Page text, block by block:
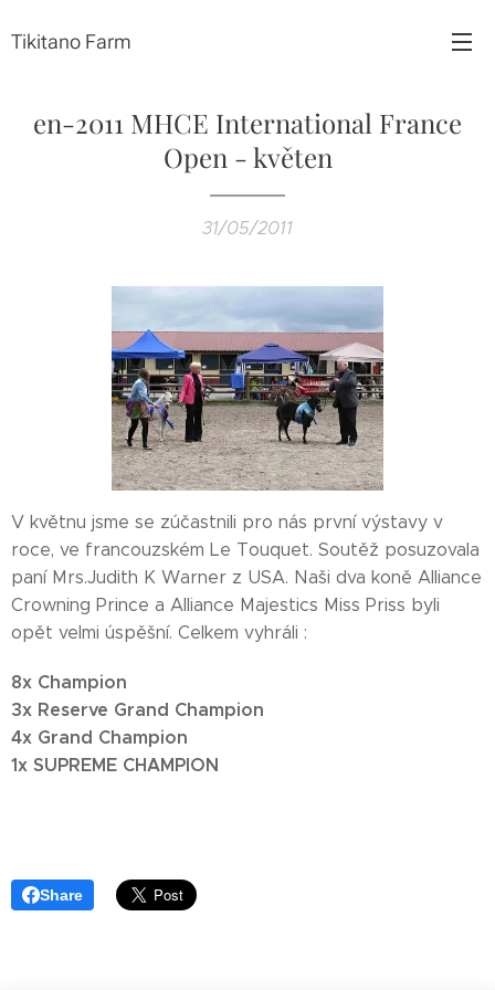
Tikitano Farm
en-2011 MHCE International France
Open - květen
31/05/2011
V květnu jsme se zúčastnili pro nás první výstavy v
roce, ve francouzském Le Touquet. Soutěž posuzovala
paní Mrs.Judith K Warner z USA. Naši dva koně Alliance
Crowning Prince a Alliance Majestics Miss Priss byli
opět velmi úspěšní. Celkem vyhráli :
8x Champion
3x Reserve Grand Champion
4x Grand Champion
1x SUPREME CHAMPION
Share